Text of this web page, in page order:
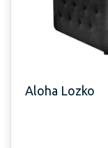
Aloha Lozko